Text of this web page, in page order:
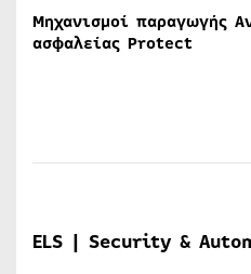
Μηχανισμοί παραγωγής
ασφαλείας Protect
ELS | Security &